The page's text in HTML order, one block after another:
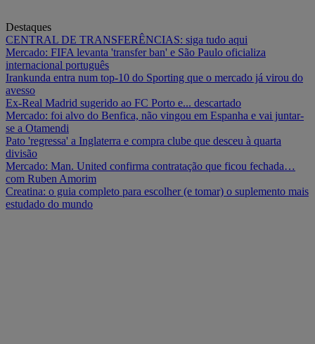
Destaques
CENTRAL DE TRANSFERÊNCIAS: siga tudo aqui
Mercado: FIFA levanta 'transfer ban' e São Paulo oficializa
internacional português
Irankunda entra num top-10 do Sporting que o mercado já virou do
avesso
Ex-Real Madrid sugerido ao FC Porto e... descartado
Mercado: foi alvo do Benfica, não vingou em Espanha e vai juntar-
se a Otamendi
Pato 'regressa' a Inglaterra e compra clube que desceu à quarta
divisão
Mercado: Man. United confirma contratação que ficou fechada…
com Ruben Amorim
Creatina: o guia completo para escolher (e tomar) o suplemento mais
estudado do mundo